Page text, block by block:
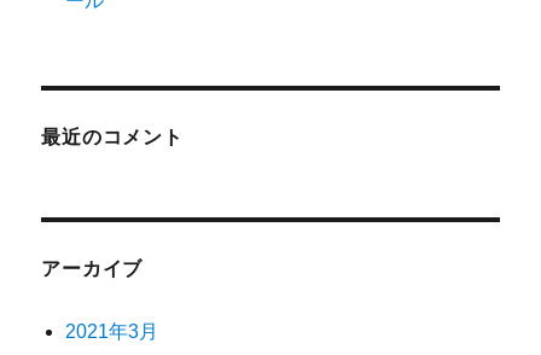
最近のコメント
アーカイブ
2021年3月